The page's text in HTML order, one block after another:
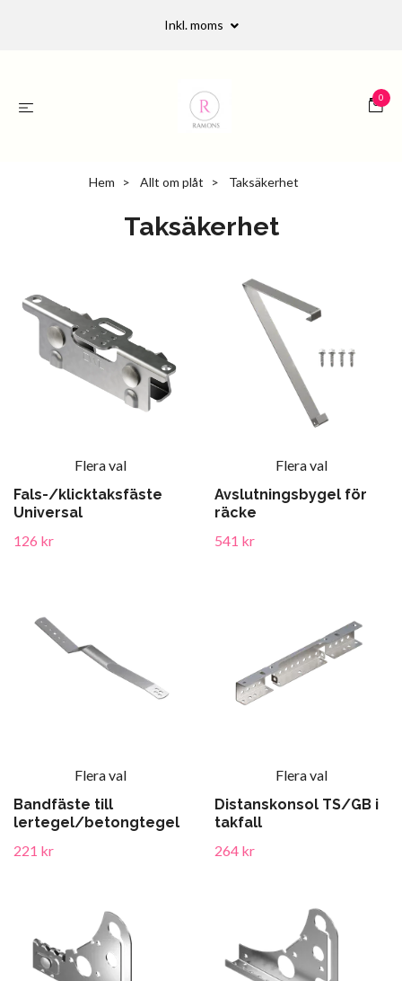
Inkl. moms
0
Hem Allt om plåt Taksäkerhet
Taksäkerhet
Flera val
Fals-/klicktaksfäste
Universal
126 kr
Flera val
Avslutningsbygel för
räcke
541 kr
Flera val
Bandfäste till
lertegel/betongtegel
221 kr
Flera val
Distanskonsol TS/GB i
takfall
264 kr